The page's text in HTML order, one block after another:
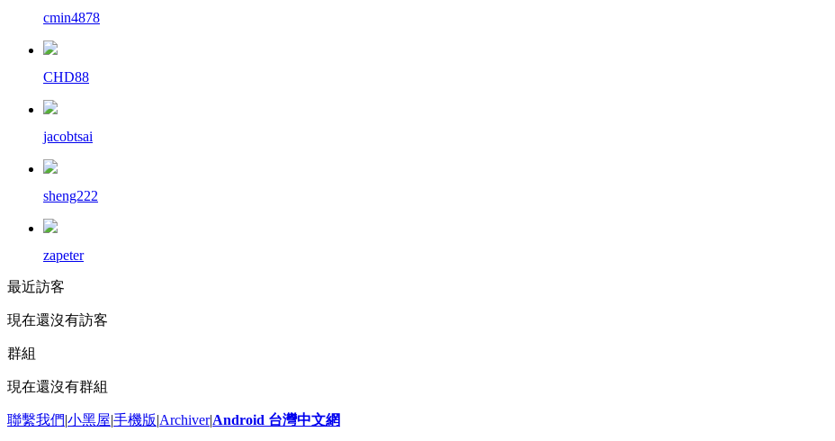
cmin4878
CHD88
jacobtsai
sheng222
zapeter
最近訪客
現在還沒有訪客
群組
現在還沒有群組
聯繫我們|小黑屋|手機版|Archiver|Android 台灣中文網